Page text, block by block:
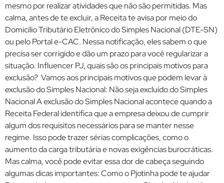
mesmo por realizar atividades que não são permitidas. Mas
calma, antes de te excluir, a Receita te avisa por meio do
Domicílio Tributário Eletrônico do Simples Nacional (DTE-SN)
ou pelo Portal e-CAC. Nessa notificação, eles sabem o que
precisa ser corrigido e dão um prazo para você regularizar a
situação. Influencer PJ, quais são os principais motivos para
exclusão? Vamos aos principais motivos que podem levar à
exclusão do Simples Nacional: Não seja excluído do Simples
Nacional A exclusão do Simples Nacional acontece quando a
Receita Federal identifica que a empresa deixou de cumprir
algum dos requisitos necessários para se manter nesse
regime. Isso pode trazer sérias complicações, como o
aumento da carga tributária e novas exigências burocráticas.
Mas calma, você pode evitar essa dor de cabeça seguindo
algumas dicas importantes: Como o Pjotinha pode te ajudar